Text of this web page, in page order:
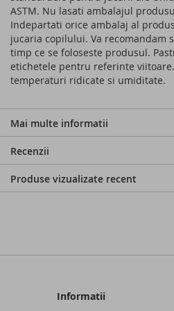
ASTM. Nu lasati ambalajul
Indepartati orice ambalaj al
jucaria copilului. Va recomandam
timp ce se foloseste produsul.
etichetele pentru referinte
temperaturi ridicate si umiditate.
Mai multe informatii
Recenzii
Produse vizualizate recent
Informatii